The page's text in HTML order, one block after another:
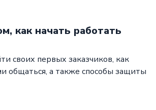
как начать работать
своих первых заказчиков, как
общаться, а также способы защиты